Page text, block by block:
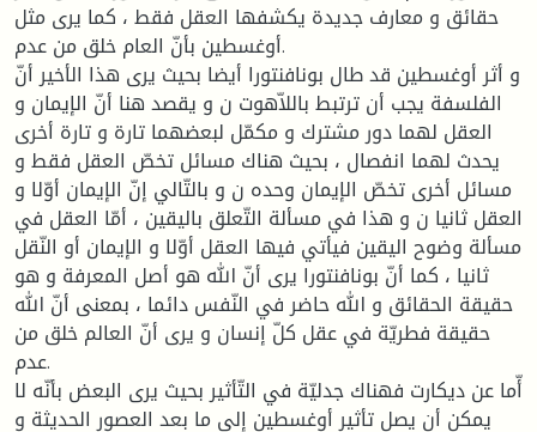
حقائق و معارف جديدة يكشفها العقل فقط ، كما يرى مثل
أوغسطين بأنّ العام خلق من عدم.
و أثر أوغسطين قد طال بونافنتورا أيضا بحيث يرى هذا الأخير أنّ
الفلسفة يجب أن ترتبط باللاّهوت ن و يقصد هنا أنّ الإيمان و
العقل لهما دور مشترك و مكمّل لبعضهما تارة و تارة أخرى
يحدث لهما انفصال ، بحيث هناك مسائل تخصّ العقل فقط و
مسائل أخرى تخصّ الإيمان وحده ن و بالتّالي إنّ الإيمان أوّلا و
العقل ثانيا ن و هذا في مسألة التّعلق باليقين ، أمّا العقل في
مسألة وضوح اليقين فيأتي فيها العقل أوّلا و الإيمان أو النّقل
ثانيا ، كما أنّ بونافنتورا يرى أنّ الله هو أصل المعرفة و هو
حقيقة الحقائق و الله حاضر في النّفس دائما ، بمعنى أنّ الله
حقيقة فطريّة في عقل كلّ إنسان و يرى أنّ العالم خلق من
عدم.
أّما عن ديكارت فهناك جدليّة في التّأثير بحيث يرى البعض بأنّه لا
يمكن أن يصل تأثير أوغسطين إلى ما بعد العصور الحديثة و